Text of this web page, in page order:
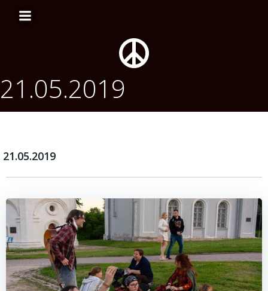
содержимому
21.05.2019
21.05.2019